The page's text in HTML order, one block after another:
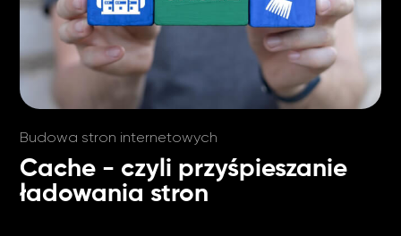
Budowa stron internetowych
Cache - czyli przyśpieszanie
ładowania stron